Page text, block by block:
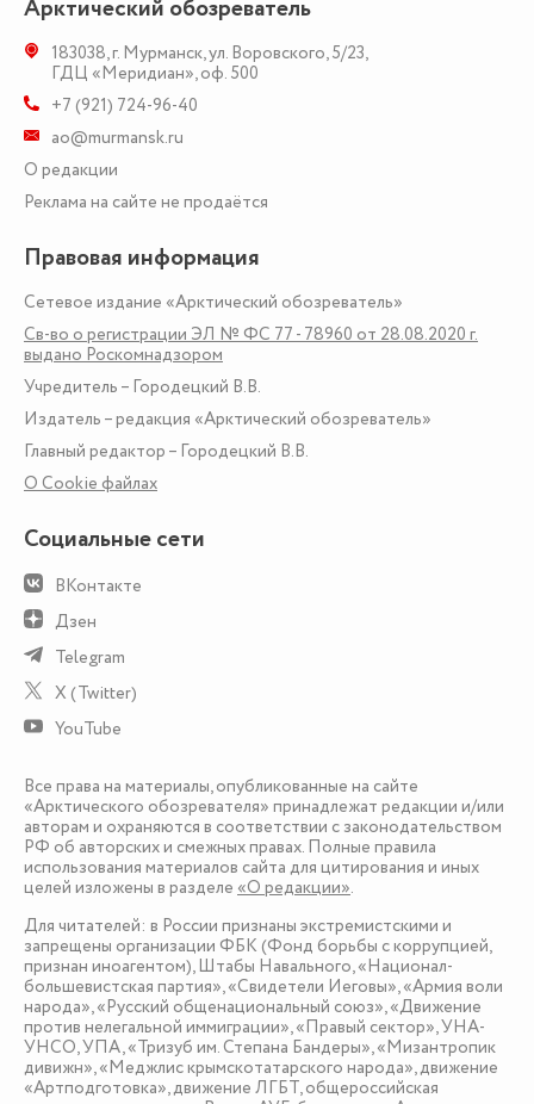
Арктический обозреватель
183038,г. Мурманск,ул. Воровского, 5/23,
ГДЦ «Меридиан», оф. 500
+7 (921) 724-96-40
ao@murmansk.ru
О редакции
Реклама на сайте не продаётся
Правовая информация
Сетевое издание «Арктический обозреватель»
Св-во о регистрации ЭЛ № ФС 77 - 78960 от 28.08.2020 г.
выдано Роскомнадзором
Учредитель – Городецкий В.В.
Издатель – редакция «Арктический обозреватель»
Главный редактор – Городецкий В.В.
О Сookie файлах
Социальные сети
ВКонтакте
Дзен
Telegram
X (Twitter)
YouTube
Все права на материалы, опубликованные на сайте
«Арктического обозревателя» принадлежат редакции и/или
авторам и охраняются в соответствии с законодательством
РФ об авторских и смежных правах. Полные правила
использования материалов сайта для цитирования и иных
целей изложены в разделе «О редакции».
Для читателей: в России признаны экстремистскими и
запрещены организации ФБК (Фонд борьбы с коррупцией,
признан иноагентом), Штабы Навального, «Национал-
большевистская партия», «Свидетели Иеговы», «Армия воли
народа», «Русский общенациональный союз», «Движение
против нелегальной иммиграции», «Правый сектор», УНА-
УНСО, УПА, «Тризуб им. Степана Бандеры», «Мизантропик
дивижн», «Меджлис крымскотатарского народа», движение
«Артподготовка», движение ЛГБТ, общероссийская